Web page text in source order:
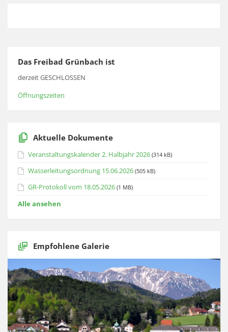
Das Freibad Grünbach ist
derzeit GESCHLOSSEN
Öffnungszeiten
Aktuelle Dokumente
Veranstaltungskalender 2. Halbjahr 2026 (314 kB)
Wasserleitungsordnung 15.06.2026 (505 kB)
GR-Protokoll vom 18.05.2026 (1 MB)
Alle ansehen
Empfohlene Galerie